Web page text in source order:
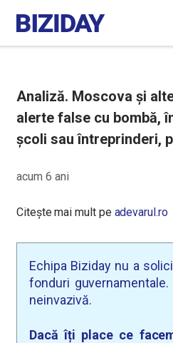
Analiză. Moscova şi
alerte false cu bombă,
școli sau întreprinderi,
acum 6 ani
Citește mai mult pe adevarul.ro
Echipa Biziday nu a
fonduri
neinvazivă.
Dacă îți place ce